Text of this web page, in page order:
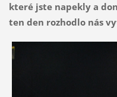
které jste napekly a
ten den rozhodlo nás